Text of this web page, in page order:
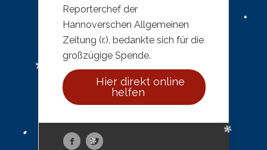
Reporterchef der
Hannoverschen Allgemeinen
Zeitung (r.), bedankte sich für die
großzügige Spende.
Hier direkt online
helfen